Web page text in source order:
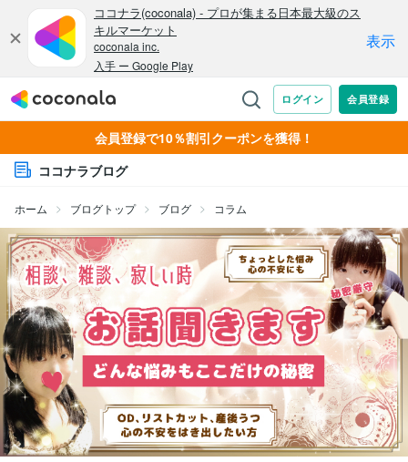
会員登録で10％割引クーポンを獲得！
ココナラブログ
ホーム ブログトップ ブログ コラム